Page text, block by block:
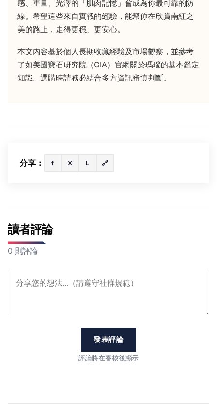
感、重量、光澤的「肌肉記憶」會成為你最可靠的防
線。希望這些來自實戰的經驗，能幫你在欣賞南紅之
美的路上，走得更穩、更安心。
本文內容基於個人長期收藏經驗及市場觀察，並參考
了如美國寶石研究院（GIA）官網關於瑪瑙的基本鑑定
知識。選購時請務必結合多方資訊審慎判斷。
分享： f X L 🔗
讀者評論
0 則評論
發表評論
評論將在審核後顯示